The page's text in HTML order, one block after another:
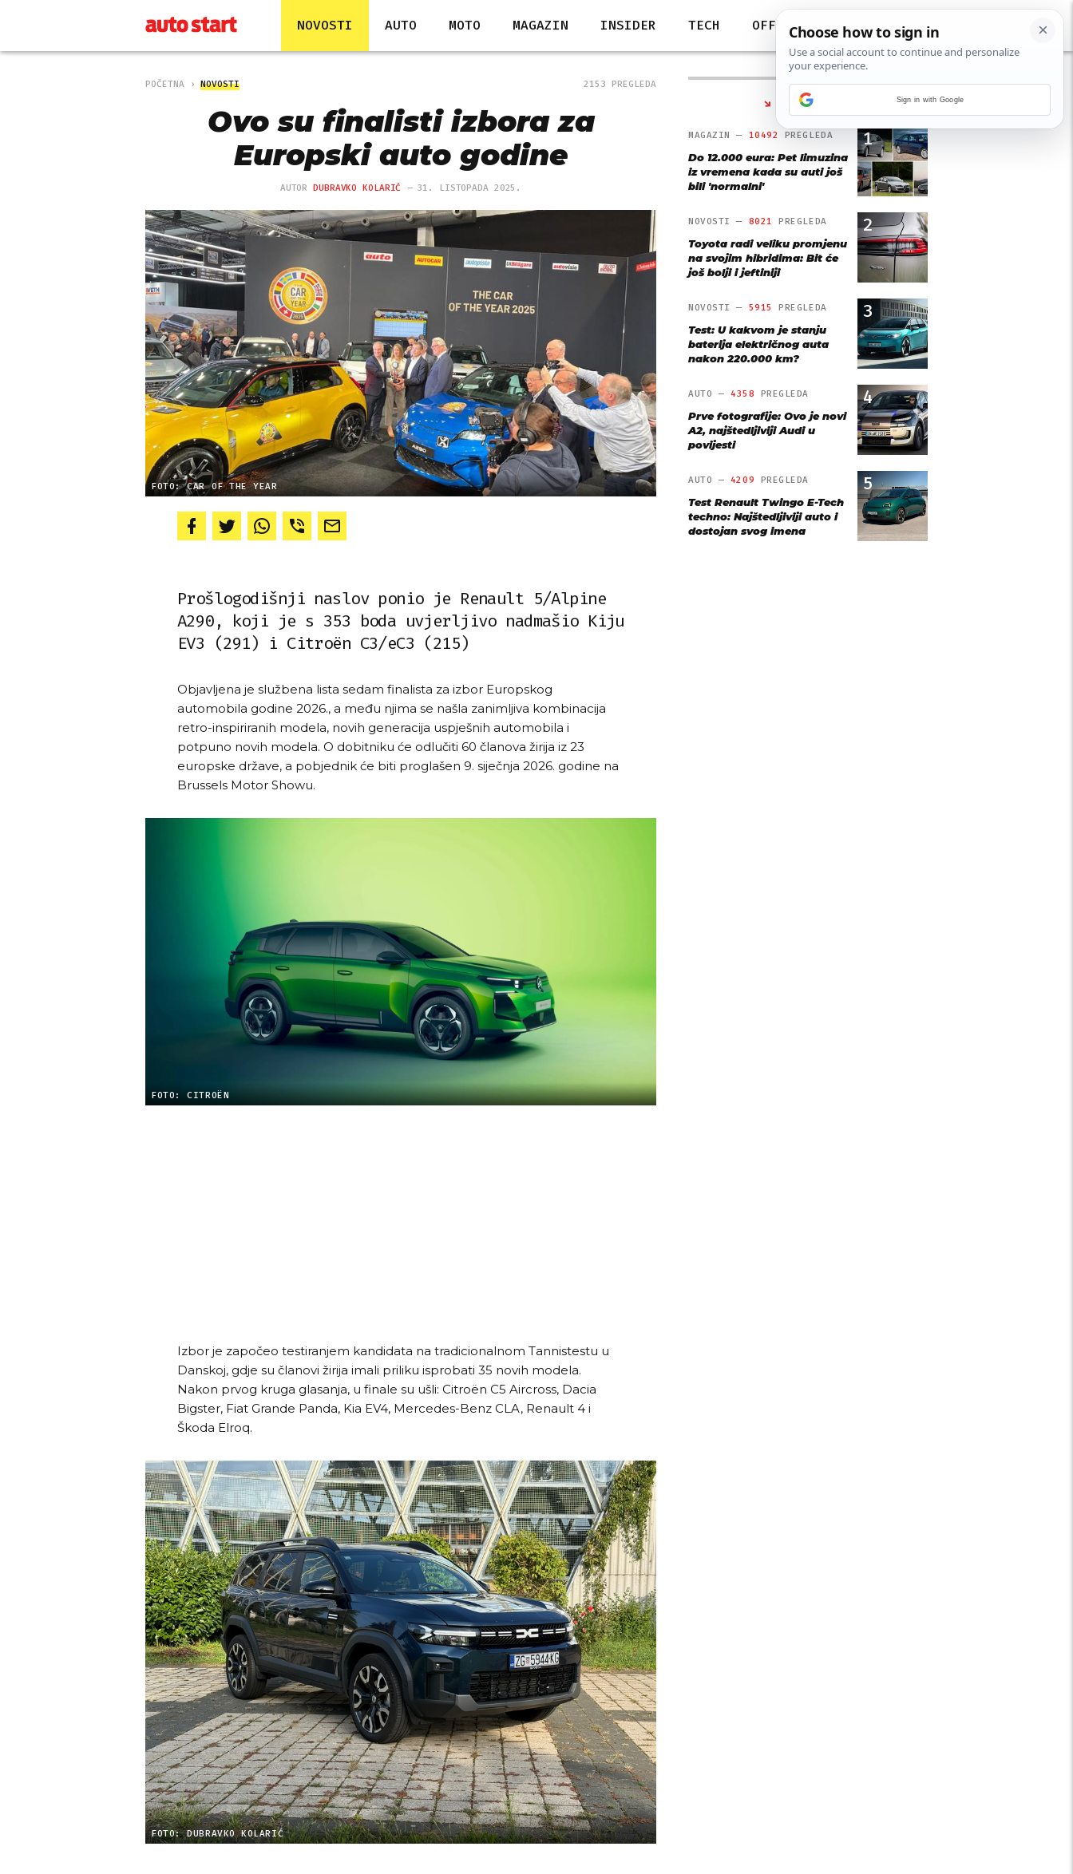
NOVOSTI AUTO MOTO MAGAZIN INSIDER TECH OFF
POČETNA NOVOSTI 2153 PREGLEDA
Ovo su finalisti izbora za
Europski auto godine
AUTORDUBRAVKO KOLARIĆ 31. LISTOPADA 2025.
FOTO: CAR OF THE YEAR
Prošlogodišnji naslov ponio je Renault 5/Alpine
A290, koji je s 353 boda uvjerljivo nadmašio Kiju
EV3 (291) i Citroën C3/eC3 (215)
Objavljena je službena lista sedam finalista za izbor Europskog
automobila godine 2026., a među njima se našla zanimljiva kombinacija
retro-inspiriranih modela, novih generacija uspješnih automobila i
potpuno novih modela. O dobitniku će odlučiti 60 članova žirija iz 23
europske države, a pobjednik će biti proglašen 9. siječnja 2026. godine na
Brussels Motor Showu.
FOTO: CITROËN
Izbor je započeo testiranjem kandidata na tradicionalnom Tannistestu u
Danskoj, gdje su članovi žirija imali priliku isprobati 35 novih modela.
Nakon prvog kruga glasanja, u finale su ušli: Citroën C5 Aircross, Dacia
Bigster, Fiat Grande Panda, Kia EV4, Mercedes-Benz CLA, Renault 4 i
Škoda Elroq.
FOTO: DUBRAVKO KOLARIĆ
NAJČITANIJE
1
MAGAZIN — 10492 PREGLEDA
Do 12.000 eura: Pet limuzina
iz vremena kada su auti još
bili 'normalni'
2
NOVOSTI — 8021 PREGLEDA
Toyota radi veliku promjenu
na svojim hibridima: Bit će
još bolji i jeftiniji
3
NOVOSTI — 5915 PREGLEDA
Test: U kakvom je stanju
baterija električnog auta
nakon 220.000 km?
4
AUTO — 4358 PREGLEDA
Prve fotografije: Ovo je novi
A2, najštedljiviji Audi u
povijesti
5
AUTO — 4209 PREGLEDA
Test Renault Twingo E-Tech
techno: Najštedljiviji auto i
dostojan svog imena
Sign in with Google